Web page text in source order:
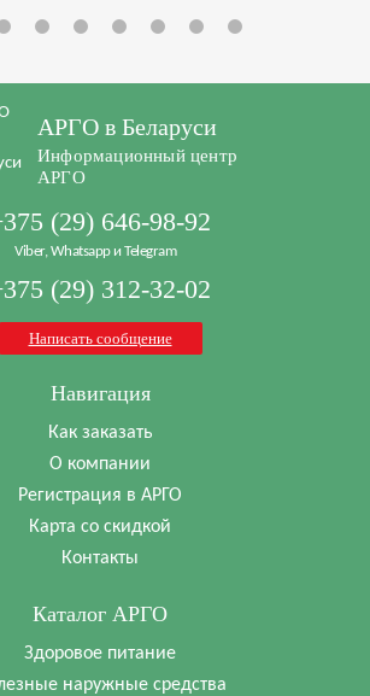
АРГО в Беларуси
Информационный центр
АРГО
(29) 646-98-92
Viber, Whatsapp и Telegram
(29) 312-32-02
Написать сообщение
Навигация
Как заказать
О компании
Регистрация в АРГО
Карта со скидкой
Контакты
Каталог АРГО
Здоровое питание
наружные средства